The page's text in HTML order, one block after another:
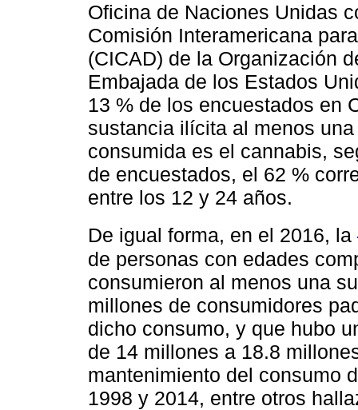
Oficina de Naciones Unidas
Comisión Interamericana
(CICAD) de la Organización
Embajada de los Estados
13 % de los encuestados en
sustancia ilícita al menos
consumida es el cannabis,
de encuestados, el 62 %
entre los 12 y 24 años.
De igual forma, en el 2016, la
de personas con edades
consumieron al menos una
millones de consumidores
dicho consumo, y que hubo
de 14 millones a 18.8
mantenimiento del consumo
1998 y 2014, entre otros